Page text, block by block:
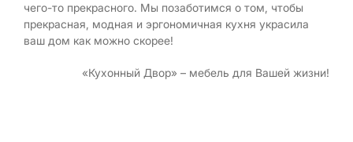
чего-то прекрасного. Мы позаботимся о том, чтобы
прекрасная, модная и эргономичная кухня украсила
ваш дом как можно скорее!
«Кухонный Двор» – мебель для Вашей жизни!